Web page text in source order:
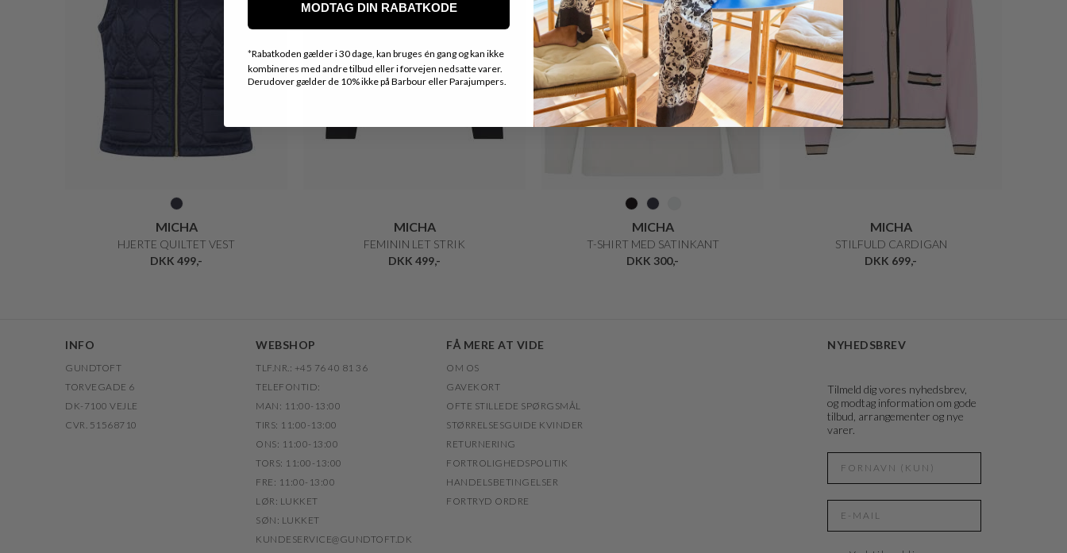
MICHA
HJERTE QUILTET VEST
DKK 499,-
MICHA
FEMININ LET STRIK
DKK 499,-
MICHA
T-SHIRT MED SATINKANT
DKK 300,-
MICHA
STILFULD CARDIGAN
DKK 699,-
INFO
GUNDTOFT
TORVEGADE 6
DK-7100 VEJLE
CVR. 51568710
WEBSHOP
TLF.NR.: +45 76 40 81 36
TELEFONTID:
MAN: 11:00-13:00
TIRS: 11:00-13:00
ONS: 11:00-13:00
TORS: 11:00-13:00
FRE: 11:00-13:00
LØR: LUKKET
SØN: LUKKET
KUNDESERVICE@GUNDTOFT.DK
FÅ MERE AT VIDE
OM OS
GAVEKORT
OFTE STILLEDE SPØRGSMÅL
STØRRELSESGUIDE KVINDER
RETURNERING
FORTROLIGHEDSPOLITIK
HANDELSBETINGELSER
FORTRYD ORDRE
NYHEDSBREV
Tilmeld dig vores nyhedsbrev,
og modtag information om gode
tilbud, arrangementer og nye
varer.
MODTAG DIN RABATKODE
*Rabatkoden gælder i 30 dage, kan bruges én gang og kan ikke
kombineres med andre tilbud eller i forvejen nedsatte varer.
Derudover gælder de 10% ikke på Barbour eller Parajumpers.